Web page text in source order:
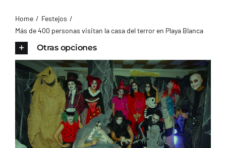
AYUNTAMIENTO
TURISMO
CONTACTO
Home
Festejos
Más de 400 personas visitan la casa del terror en Playa Blanca
Otras opciones